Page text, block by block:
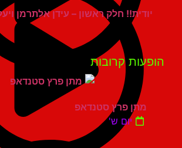
יודית!! חלק ראשון – עידן אלתרמן ויעל שרוני
קרובות
מתן פרץ סטנדאפ
יום ש'